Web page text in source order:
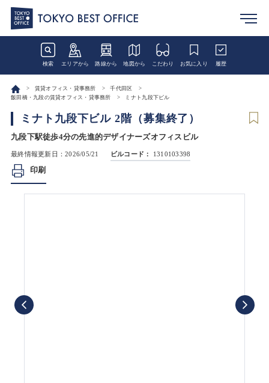
検索 エリアから 路線から 地図から こだわり お気に入り 履歴
賃貸オフィス・貸事務所
千代田区
飯田橋・九段の賃貸オフィス・貸事務所
ミナト九段下ビル
ミナト九段下ビル 2階（募集終了）
九段下駅徒歩4分の先進的デザイナーズオフィスビル
最終情報更新日：2026/05/21 ビルコード： 1310103398
印刷